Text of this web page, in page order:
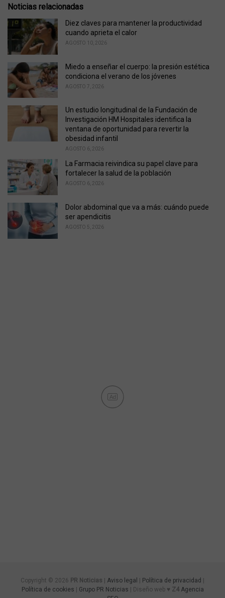
e
o
e
:
Noticias relacionadas
Diez claves para mantener la productividad
cuando aprieta el calor
AGOSTO 10, 2026
Miedo a enseñar el cuerpo: la presión estética
condiciona el verano de los jóvenes
AGOSTO 7, 2026
Un estudio longitudinal de la Fundación de
Investigación HM Hospitales identifica la
ventana de oportunidad para revertir la
obesidad infantil
AGOSTO 6, 2026
La Farmacia reivindica su papel clave para
fortalecer la salud de la población
AGOSTO 6, 2026
Dolor abdominal que va a más: cuándo puede
ser apendicitis
AGOSTO 5, 2026
Ad
Copyright © 2026 PR Noticias | Aviso legal | Política de privacidad |
Política de cookies | Grupo PR Noticias | Diseño web ♥ Z4 Agencia